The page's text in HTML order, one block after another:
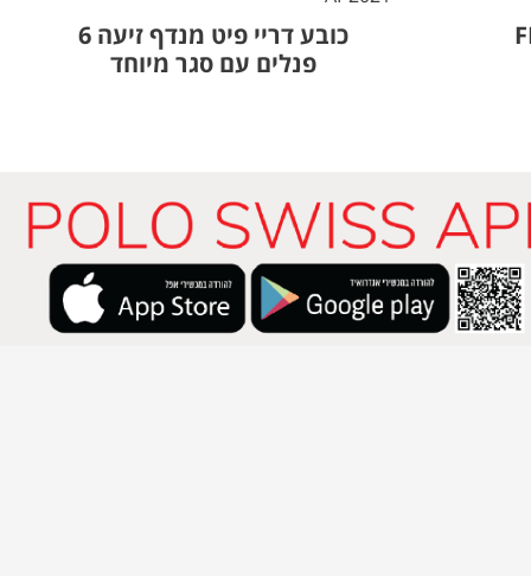
כובע דריי פיט מנדף זיעה 6
פנלים עם סגר מיוחד